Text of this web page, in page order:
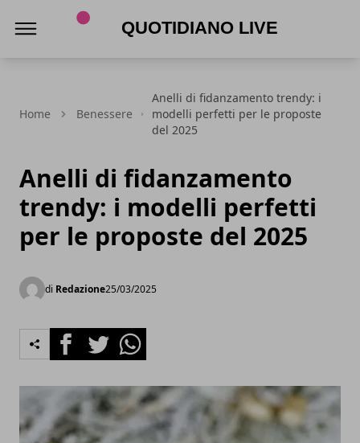
Home Benessere
Anelli di fidanzamento trendy: i
modelli perfetti per le proposte
del 2025
Anelli di fidanzamento
trendy: i modelli perfetti
per le proposte del 2025
di Redazione25/03/2025
FacebookTwitterWhatsapp